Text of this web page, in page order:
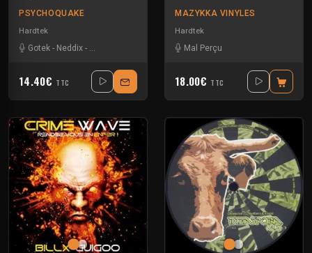
PSYCHOQUAKE
Hardtek
Gotek - Neddix - Sistah Nais Teknambul
14.40€ TTC
MAZYKKA VINYLES
Hardtek
Mal Perçu
18.00€ TTC